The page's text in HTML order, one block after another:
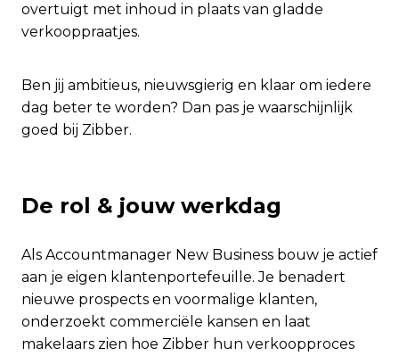
overtuigt met inhoud in plaats van gladde
verkooppraatjes.
Ben jij ambitieus, nieuwsgierig en klaar om iedere
dag beter te worden? Dan pas je waarschijnlijk
goed bij Zibber.
De rol & jouw werkdag
Als Accountmanager New Business bouw je actief
aan je eigen klantenportefeuille. Je benadert
nieuwe prospects en voormalige klanten,
onderzoekt commerciële kansen en laat
makelaars zien hoe Zibber hun verkoopproces